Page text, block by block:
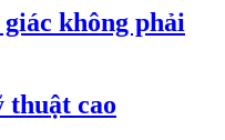
không phải
thuật cao